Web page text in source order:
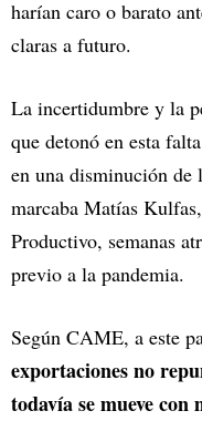
harían caro o barato
claras a futuro.
La incertidumbre y la
que detonó en esta
en una disminución de
marcaba Matías
Productivo, semanas
previo a la pandemia.
Según CAME, a este
exportaciones no
todavía se mueve